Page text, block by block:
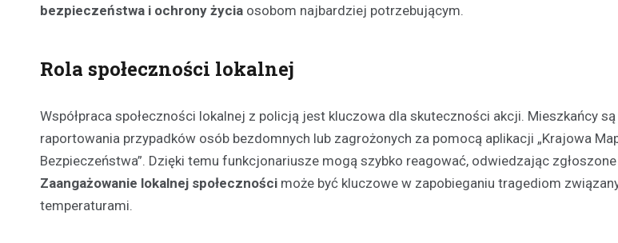
bezpieczeństwa i ochrony życia osobom najbardziej potrzebującym.
Rola społeczności lokalnej
Współpraca społeczności lokalnej z policją jest kluczowa dla skuteczności akcji. Mieszkańcy
raportowania przypadków osób bezdomnych lub zagrożonych za pomocą aplikacji „Krajowa
Bezpieczeństwa”. Dzięki temu funkcjonariusze mogą szybko reagować, odwiedzając
Zaangażowanie lokalnej społeczności może być kluczowe w zapobieganiu tragediom
temperaturami.
Pijany
z
więzienia